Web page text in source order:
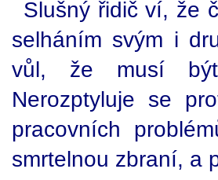
Slušný řidič ví, že
selháním svým i
vůl, že musí být
Nerozptyluje se
pracovních
smrtelnou zbraní, a